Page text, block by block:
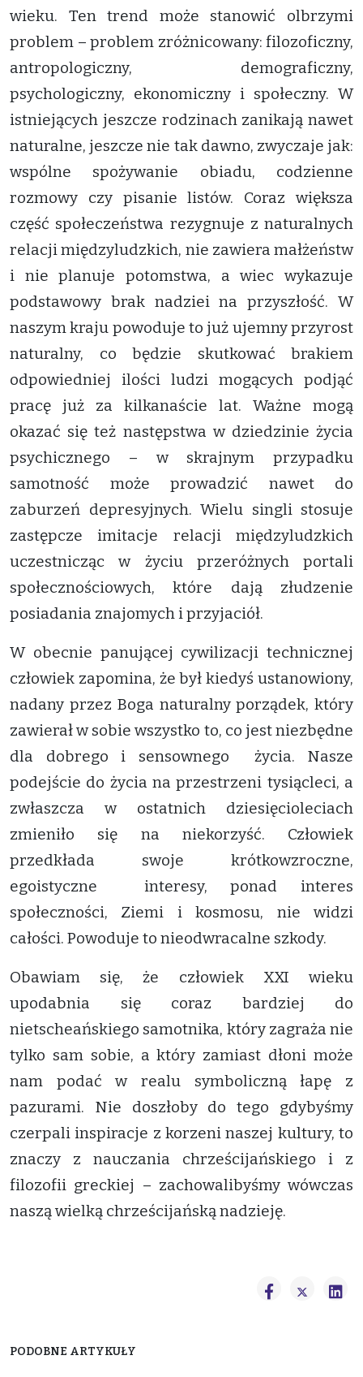
wieku. Ten trend może stanowić olbrzymi
problem – problem zróżnicowany: filozoficzny,
antropologiczny, demograficzny,
psychologiczny, ekonomiczny i społeczny. W
istniejących jeszcze rodzinach zanikają nawet
naturalne, jeszcze nie tak dawno, zwyczaje jak:
wspólne spożywanie obiadu, codzienne
rozmowy czy pisanie listów. Coraz większa
część społeczeństwa rezygnuje z naturalnych
relacji międzyludzkich, nie zawiera małżeństw
i nie planuje potomstwa, a wiec wykazuje
podstawowy brak nadziei na przyszłość. W
naszym kraju powoduje to już ujemny przyrost
naturalny, co będzie skutkować brakiem
odpowiedniej ilości ludzi mogących podjąć
pracę już za kilkanaście lat. Ważne mogą
okazać się też następstwa w dziedzinie życia
psychicznego – w skrajnym przypadku
samotność może prowadzić nawet do
zaburzeń depresyjnych. Wielu singli stosuje
zastępcze imitacje relacji międzyludzkich
uczestnicząc w życiu przeróżnych portali
społecznościowych, które dają złudzenie
posiadania znajomych i przyjaciół.
W obecnie panującej cywilizacji technicznej
człowiek zapomina, że był kiedyś ustanowiony,
nadany przez Boga naturalny porządek, który
zawierał w sobie wszystko to, co jest niezbędne
dla dobrego i sensownego życia. Nasze
podejście do życia na przestrzeni tysiącleci, a
zwłaszcza w ostatnich dziesięcioleciach
zmieniło się na niekorzyść. Człowiek
przedkłada swoje krótkowzroczne,
egoistyczne interesy, ponad interes
społeczności, Ziemi i kosmosu, nie widzi
całości. Powoduje to nieodwracalne szkody.
Obawiam się, że człowiek XXI wieku
upodabnia się coraz bardziej do
nietscheańskiego samotnika, który zagraża nie
tylko sam sobie, a który zamiast dłoni może
nam podać w realu symboliczną łapę z
pazurami. Nie doszłoby do tego gdybyśmy
czerpali inspiracje z korzeni naszej kultury, to
znaczy z nauczania chrześcijańskiego i z
filozofii greckiej – zachowalibyśmy wówczas
naszą wielką chrześcijańską nadzieję.
PODOBNE ARTYKUŁY